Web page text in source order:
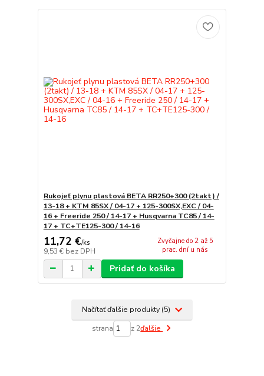
Rukojeť plynu plastová BETA RR250+300 (2takt) /
13-18 + KTM 85SX / 04-17 + 125-300SX,EXC / 04-
16 + Freeride 250 / 14-17 + Husqvarna TC85 / 14-
17 + TC+TE125-300 / 14-16
11,72 €/ks
9,53 € bez DPH
Zvyčajne do 2 až 5
prac. dní u nás
Pridať do košíka
Načítať ďalšie produkty (5)
strana z 2ďalšie